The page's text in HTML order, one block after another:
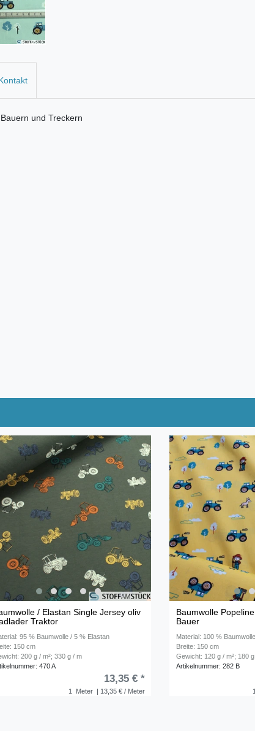
und Treckern
/ Elastan Single Jersey oliv
Traktor
95 % Baumwolle / 5 % Elastan
150 cm
200 g / m²; 330 g / m
470 A
1 Meter | 13,35 € / Meter
13,35 € *
Baumwolle
Bauer
Material: 100 % Baumwolle
Breite: 150 cm
Gewicht: 120 g / m²; 180
Artikelnummer: 282 B
1